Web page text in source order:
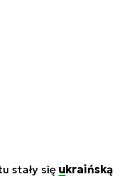
stały się ukraińską